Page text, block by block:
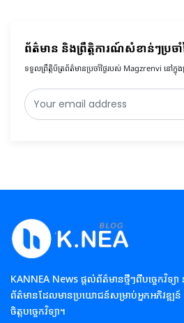
ព័ត៌មាន និងព្រឹត្តិការណ៍សំខាន់ៗប្រច
ទទួលព្រឹត្តិប័ត្រព័ត៌មានប្រចាំថ្ងៃរបស់ Magzrenvi នៅក្នុ
KANNEA News ផ្តល់ព័ត៌មានថ្មីៗពីបច្ចេកវិទ្យា
ព័ត៌មានដែលមានប្រយោជន៍សម្រាប់អ្នកអភិវឌ្ឍន៍
ចិត្តបច្ចេកវិទ្យា។